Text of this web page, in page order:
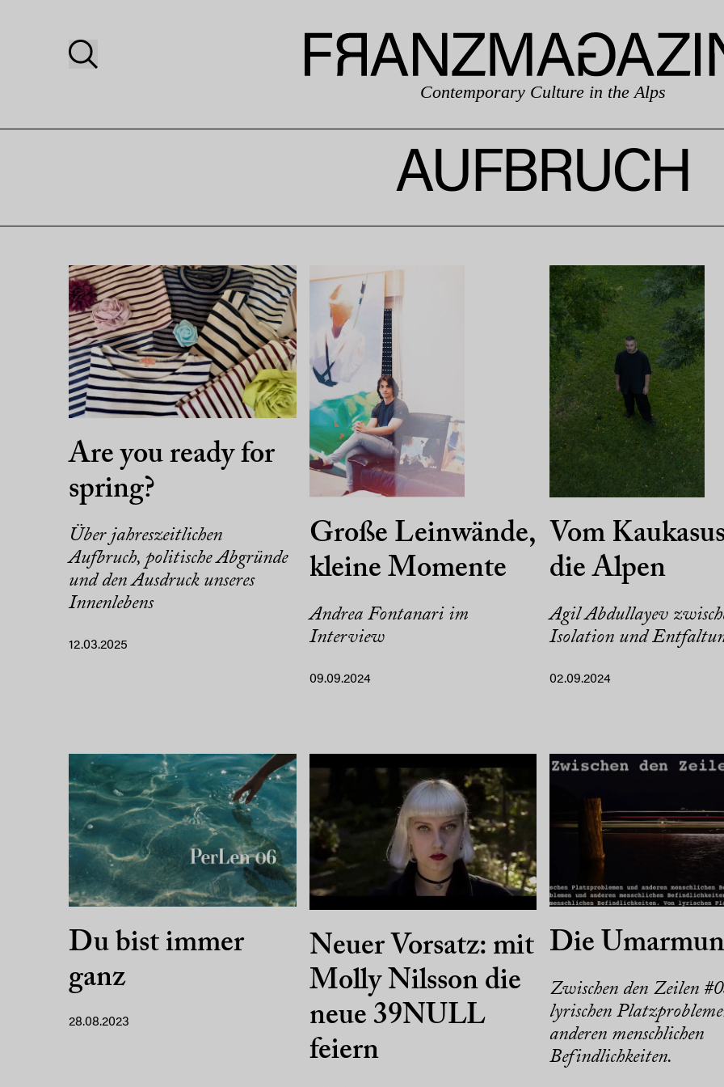
Contemporary Culture in the Alps
AUFBRUCH
Are you ready for
spring?
Über jahreszeitlichen
Aufbruch, politische Abgründe
und den Ausdruck unseres
Innenlebens
12.03.2025
Große Leinwände,
kleine Momente
Andrea Fontanari im
Interview
09.09.2024
Vom
die Alpen
Agil Abdullayev
Isolation und
02.09.2024
Du bist immer
ganz
28.08.2023
Neuer Vorsatz: mit
Molly Nilsson die
neue 39NULL
feiern
Die
Zwischen den Zeilen
lyrischen
anderen menschlichen
Befindlichkeiten.